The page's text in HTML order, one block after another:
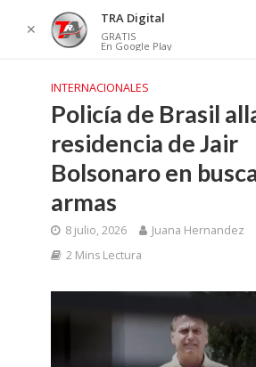
INTERNACIONALES
Policía de Brasil
residencia de Jair
Bolsonaro en
armas
8 julio, 2026
Juana Hernandez
2 Mins Lectura
✕
TRA Digital
GRATIS
En Google Play